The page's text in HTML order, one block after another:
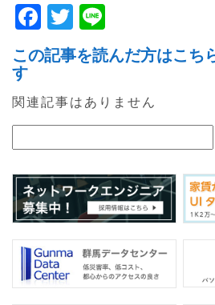
F
a
c
e
b
o
o
k
T
w
itt
er
n
e
この記事を読んだ方はこち
す
関連記事はありません